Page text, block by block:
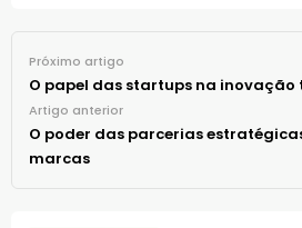
Próximo artigo
O papel das startups na inovação
Artigo anterior
O poder das parcerias
marcas